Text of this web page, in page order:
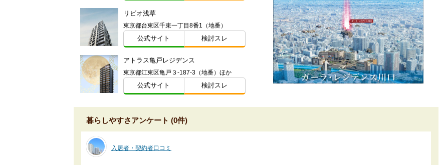
リビオ浅草
東京都台東区千束一丁目8番1（地番）
公式サイト 検討スレ
アトラス亀戸レジデンス
東京都江東区亀戸３-187-3（地番）ほか
公式サイト 検討スレ
暮らしやすさアンケート (0件)
入居者・契約者口コミ